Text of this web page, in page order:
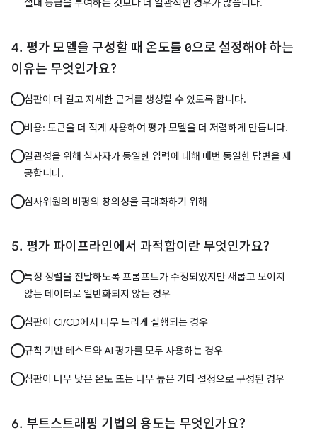
절대 등급을 부여하는 것보다 더 일관적인 경우가 많습니다.
평가 모델을 구성할 때 온도를 0으로 설정해야 하는
이유는 무엇인가요?
심판이 더 길고 자세한 근거를 생성할 수 있도록 합니다.
비용: 토큰을 더 적게 사용하여 평가 모델을 더 저렴하게 만듭니다.
일관성을 위해 심사자가 동일한 입력에 대해 매번 동일한 답변을 제
공합니다.
심사위원의 비평의 창의성을 극대화하기 위해
평가 파이프라인에서 과적합이란 무엇인가요?
특정 정렬을 전달하도록 프롬프트가 수정되었지만 새롭고 보이지
않는 데이터로 일반화되지 않는 경우
심판이 CI/CD에서 너무 느리게 실행되는 경우
규칙 기반 테스트와 AI 평가를 모두 사용하는 경우
심판이 너무 낮은 온도 또는 너무 높은 기타 설정으로 구성된 경우
부트스트래핑 기법의 용도는 무엇인가요?